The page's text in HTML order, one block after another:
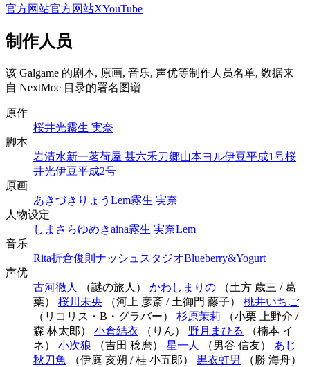
官方网站官方网站XYouTube
制作人员
该 Galgame 的剧本, 原画, 音乐, 声优等制作人员名单, 数据来
自 NextMoe 目录的署名图谱
原作
桜井光霧生 実奈
脚本
岩清水新一茗荷屋 甚六禾刀郷山本ヨル伊豆平成1号桜
井光伊豆平成2号
原画
あきづきりょう Lem霧生 実奈
人物设定
しまさらゆめきaina霧生 実奈Lem
音乐
Rita折倉俊則 ナッシュスタジオBlueberry&Yogurt
声优
古河徹人
（謎の旅人） かわしまりの （土方 歳三 / 葛
葉） 桜川未央 （河上 彦斎 / 土御門 藤子） 桃井いちご
（リコリス・B・グラバー） 杉原茉莉 （小栗 上野介 /
森 林太郎） 小倉結衣 （りん） 野月まひる
（楠本 イ
ネ） 小次狼 （吉田 稔麿） 星一人 （男谷 信友） あじ
秋刀魚
（伊庭 亥朔 / 桂 小五郎） 黒衣虹男
（勝 海舟）